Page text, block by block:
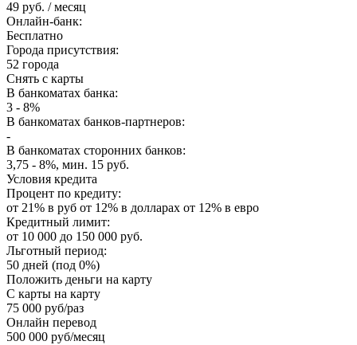
49 руб. / месяц
Онлайн-банк:
Бесплатно
Города присутствия:
52 города
Снять с карты
В банкоматах банка:
3 - 8%
В банкоматах банков-партнеров:
-
В банкоматах сторонних банков:
3,75 - 8%, мин. 15 руб.
Условия кредита
Процент по кредиту:
от 21% в руб от 12% в долларах от 12% в евро
Кредитный лимит:
от 10 000 до 150 000 руб.
Льготный период:
50 дней (под 0%)
Положить деньги на карту
С карты на карту
75 000 руб/раз
Онлайн перевод
500 000 руб/месяц